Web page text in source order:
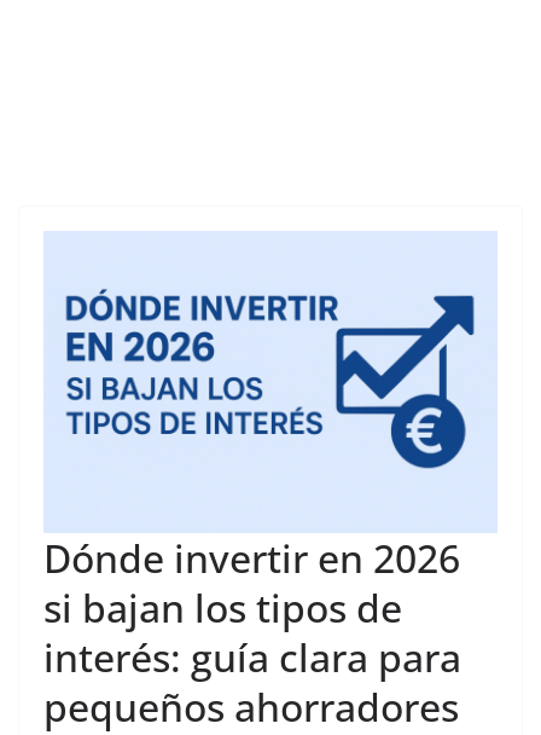
Dónde invertir en 2026
si bajan los tipos de
interés: guía clara para
pequeños ahorradores